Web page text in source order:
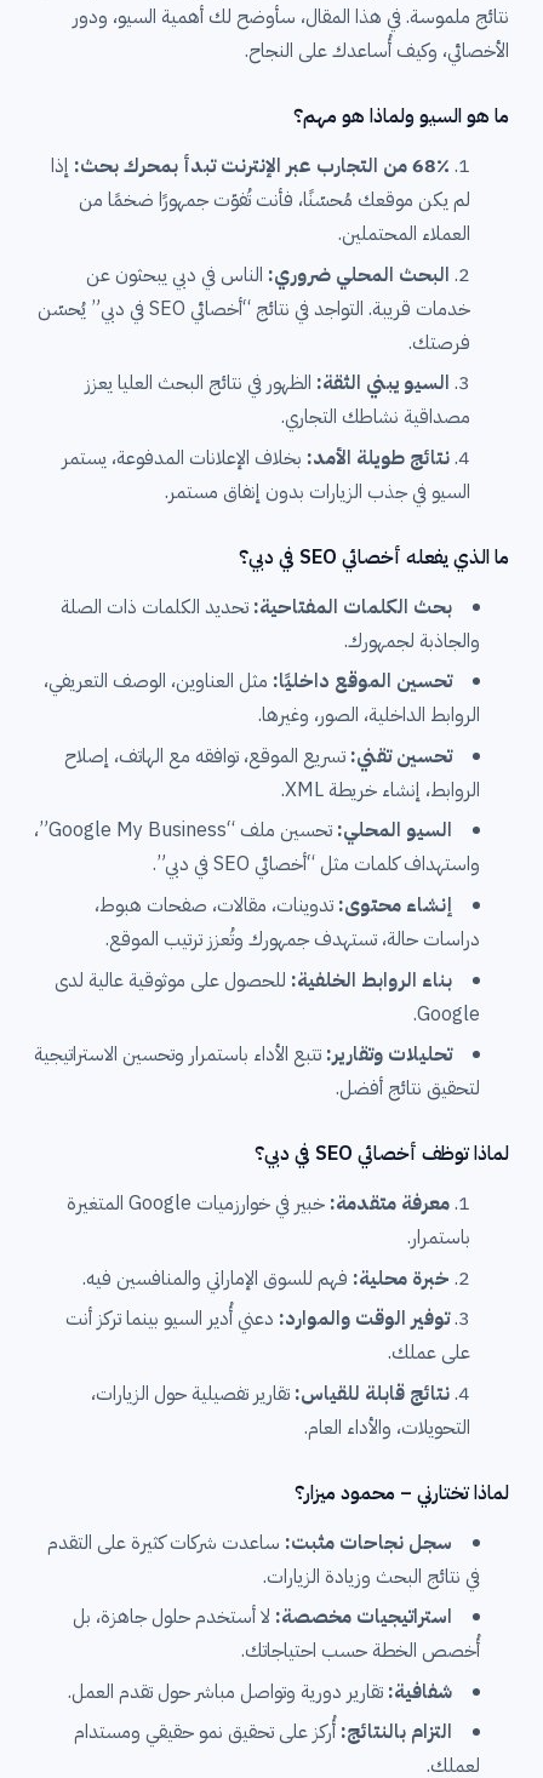
نتائج ملموسة. في هذا المقال، سأوضح لك أهمية السيو، ودور
الأخصائي، وكيف أُساعدك على النجاح.
ما هو السيو ولماذا هو مهم؟
68٪ من التجارب عبر الإنترنت تبدأ بمحرك بحث:
إذا
لم يكن موقعك مُحسّنًا، فأنت تُفوّت جمهورًا ضخمًا من
العملاء المحتملين.
البحث المحلي ضروري: الناس في دبي يبحثون عن
خدمات قريبة. التواجد في نتائج “أخصائي SEO في دبي” يُحسّن
فرصتك.
السيو يبني الثقة: الظهور في نتائج البحث العليا يعزز
مصداقية نشاطك التجاري.
نتائج طويلة الأمد: بخلاف الإعلانات المدفوعة، يستمر
السيو في جذب الزيارات بدون إنفاق مستمر.
ما الذي يفعله أخصائي SEO في دبي؟
بحث الكلمات المفتاحية: تحديد الكلمات ذات الصلة
والجاذبة لجمهورك.
تحسين الموقع داخليًا: مثل العناوين، الوصف التعريفي،
الروابط الداخلية، الصور، وغيرها.
تحسين تقني: تسريع الموقع، توافقه مع الهاتف، إصلاح
الروابط، إنشاء خريطة XML.
السيو المحلي:
تحسين ملف “Google My Business”،
واستهداف كلمات مثل “أخصائي SEO في دبي”.
إنشاء محتوى: تدوينات، مقالات، صفحات هبوط،
دراسات حالة، تستهدف جمهورك وتُعزز ترتيب الموقع.
بناء الروابط الخلفية: للحصول على موثوقية عالية لدى
Google.
تحليلات وتقارير: تتبع الأداء باستمرار وتحسين الاستراتيجية
لتحقيق نتائج أفضل.
لماذا توظف أخصائي SEO في دبي؟
معرفة متقدمة:
خبير في خوارزميات Google المتغيرة
باستمرار.
خبرة محلية: فهم للسوق الإماراتي والمنافسين فيه.
توفير الوقت والموارد: دعني أُدير السيو بينما تركز أنت
على عملك.
نتائج قابلة للقياس: تقارير تفصيلية حول الزيارات،
التحويلات، والأداء العام.
لماذا تختارني – محمود ميزار؟
سجل نجاحات مثبت: ساعدت شركات كثيرة على التقدم
في نتائج البحث وزيادة الزيارات.
استراتيجيات مخصصة: لا أستخدم حلول جاهزة، بل
أُخصص الخطة حسب احتياجاتك.
شفافية: تقارير دورية وتواصل مباشر حول تقدم العمل.
التزام بالنتائج: أُركز على تحقيق نمو حقيقي ومستدام
لعملك.